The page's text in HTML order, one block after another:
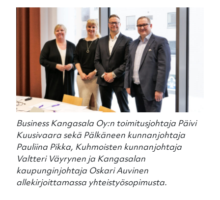
Business Kangasala Oy:n toimitusjohtaja Päivi
Kuusivaara sekä Pälkäneen kunnanjohtaja
Pauliina Pikka, Kuhmoisten kunnanjohtaja
Valtteri Väyrynen ja Kangasalan
kaupunginjohtaja Oskari Auvinen
allekirjoittamassa yhteistyösopimusta.